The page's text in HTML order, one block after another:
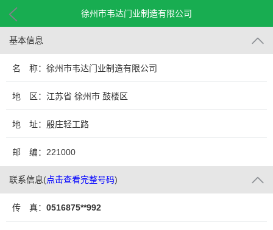
徐州市韦达门业制造有限公司
基本信息
名 称：徐州市韦达门业制造有限公司
地 区：江苏省 徐州市 鼓楼区
地 址：殷庄轻工路
邮 编：221000
联系信息(点击查看完整号码)
传 真： 0516875**992